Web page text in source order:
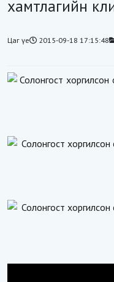
хамтлагийн
Цаг үе 2015-09-18 17:15:48